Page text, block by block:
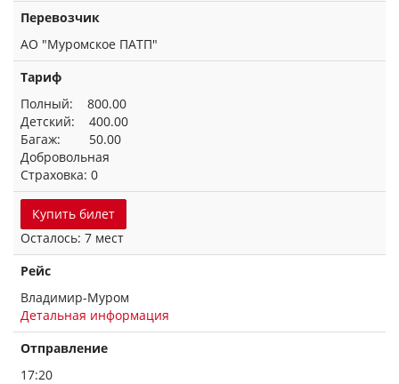
Перевозчик
АО "Муромское ПАТП"
Тариф
Полный: 800.00
Детский: 400.00
Багаж: 50.00
Добровольная
Страховка: 0
Купить билет
Осталось: 7 мест
Рейс
Владимир-Муром
Детальная информация
Отправление
17:20